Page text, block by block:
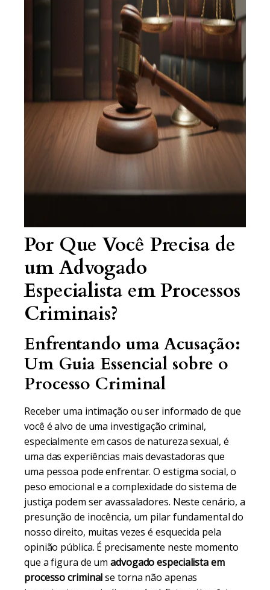
Por Que Você Precisa de
um Advogado
Especialista em Processos
Criminais?
Enfrentando uma Acusação:
Um Guia Essencial sobre o
Processo Criminal
Receber uma intimação ou ser informado de que
você é alvo de uma investigação criminal,
especialmente em casos de natureza sexual, é
uma das experiências mais devastadoras que
uma pessoa pode enfrentar. O estigma social, o
peso emocional e a complexidade do sistema de
justiça podem ser avassaladores. Neste cenário, a
presunção de inocência, um pilar fundamental do
nosso direito, muitas vezes é esquecida pela
opinião pública. É precisamente neste momento
que a figura de umadvogado especialista em
processo criminalse torna não apenas